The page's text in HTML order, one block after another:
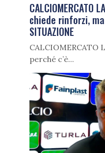
CALCIOMERCATO
chiede rinforzi,
SITUAZIONE
CALCIOMERCATO
perché c’è...